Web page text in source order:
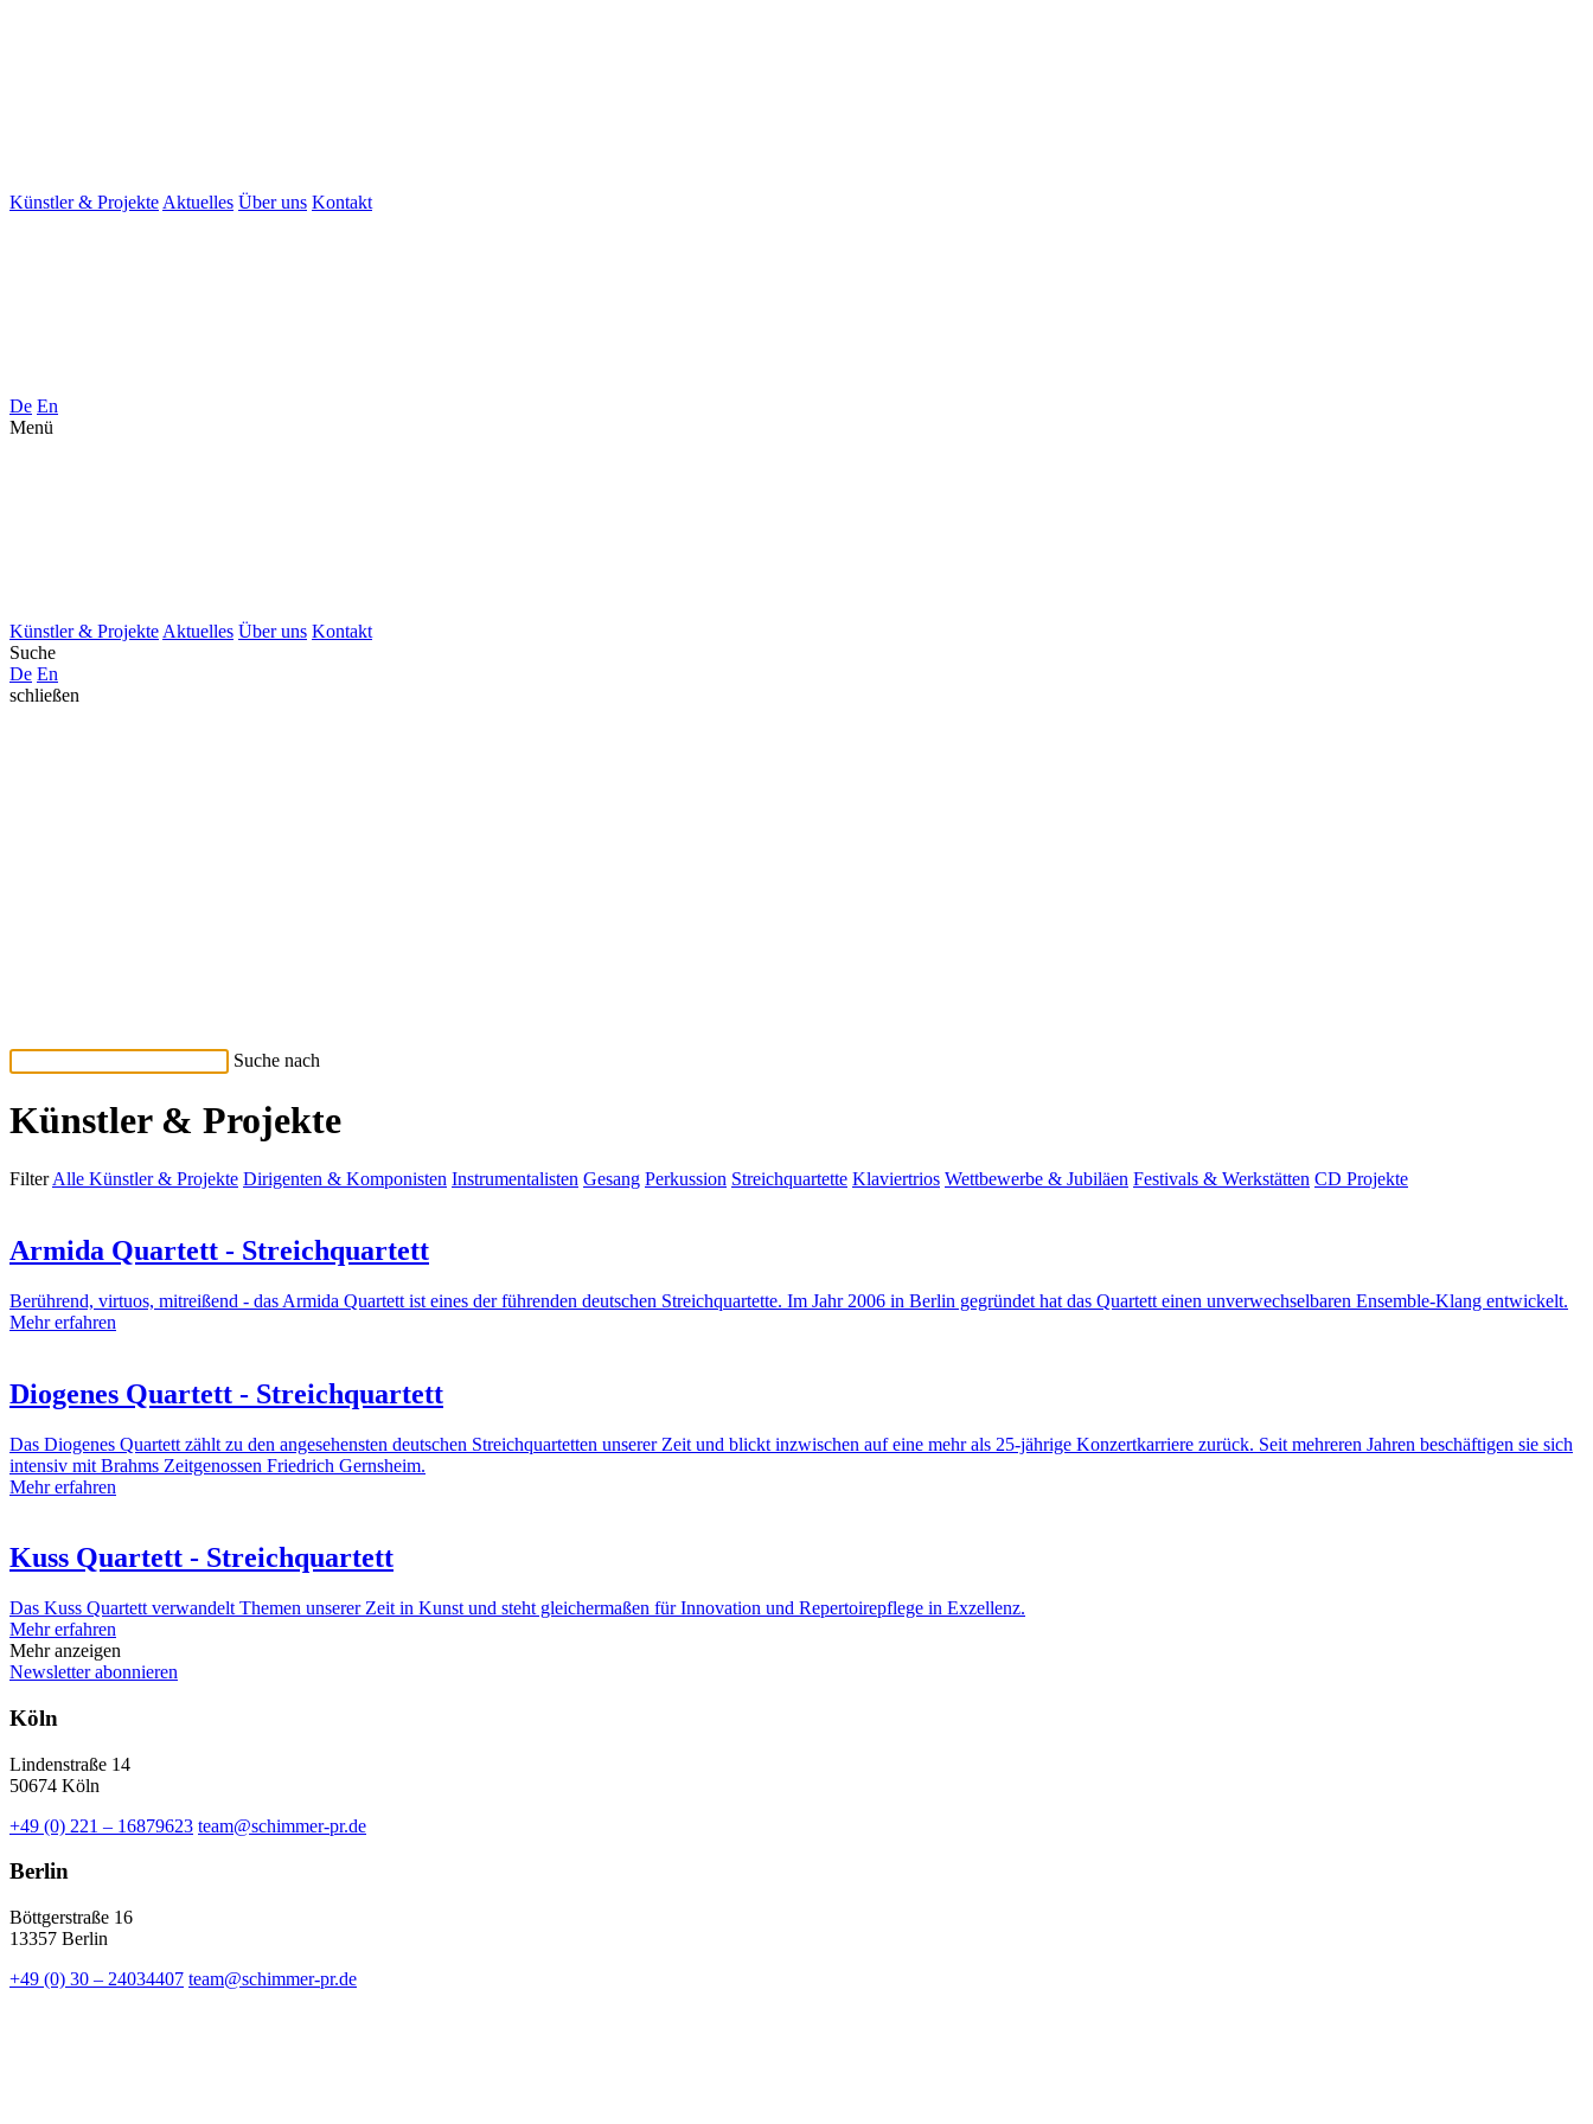
Künstler & Projekte Aktuelles Über uns Kontakt
De En
Menü
Künstler & Projekte Aktuelles Über uns Kontakt
Suche
De En
schließen
Suche nach
Künstler & Projekte
Filter Alle Künstler & Projekte Dirigenten & Komponisten Instrumentalisten Gesang Perkussion Streichquartette Klaviertrios Wettbewerbe & Jubiläen Festivals & Werkstätten CD Projekte
Armida Quartett - Streichquartett
Berührend, virtuos, mitreißend - das Armida Quartett ist eines der führenden deutschen Streichquartette. Im Jahr 2006 in Berlin gegründet hat das Quartett einen unverwechselbaren Ensemble-Klang entwickelt.
Mehr erfahren
Diogenes Quartett - Streichquartett
Das Diogenes Quartett zählt zu den angesehensten deutschen Streichquartetten unserer Zeit und blickt inzwischen auf eine mehr als 25-jährige Konzertkarriere zurück. Seit mehreren Jahren beschäftigen sie sich
intensiv mit Brahms Zeitgenossen Friedrich Gernsheim.
Mehr erfahren
Kuss Quartett - Streichquartett
Das Kuss Quartett verwandelt Themen unserer Zeit in Kunst und steht gleichermaßen für Innovation und Repertoirepflege in Exzellenz.
Mehr erfahren
Mehr anzeigen
Newsletter abonnieren
Köln
Lindenstraße 14
50674 Köln
+49 (0) 221 – 16879623 team@schimmer-pr.de
Berlin
Böttgerstraße 16
13357 Berlin
+49 (0) 30 – 24034407 team@schimmer-pr.de